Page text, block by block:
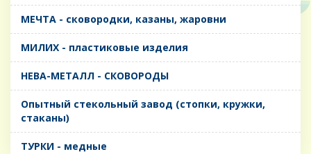
МЕЧТА - сковородки, казаны, жаровни
МИЛИХ - пластиковые изделия
НЕВА-МЕТАЛЛ - СКОВОРОДЫ
Опытный стекольный завод (стопки, кружки,
стаканы)
ТУРКИ - медные